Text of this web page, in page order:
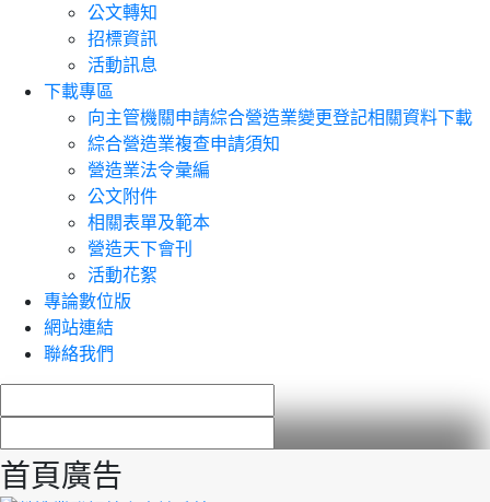
公文轉知
招標資訊
活動訊息
下載專區
向主管機關申請綜合營造業變更登記相關資料下載
綜合營造業複查申請須知
營造業法令彙編
公文附件
相關表單及範本
營造天下會刊
活動花絮
專論數位版
網站連結
聯絡我們
首頁廣告